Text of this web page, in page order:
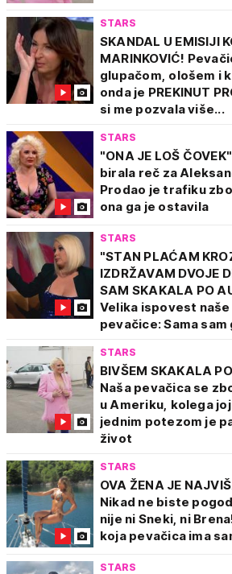
STARS
SKANDAL U EMISIJI
MARINKOVIĆ!
glupačom, ološem i
onda je PREKINUT
si me pozvala više...
STARS
"ONA JE LOŠ
birala reč za
Prodao je trafiku
ona ga je ostavila
STARS
"STAN PLAĆAM
IZDRŽAVAM DVOJE
SAM SKAKALA PO
Velika ispovest
pevačice: Sama sam
STARS
BIVŠEM SKAKALA
Naša pevačica se
u Ameriku, kolega
jednim potezom je
život
STARS
OVA ŽENA JE
Nikad ne biste
nije ni Sneki, ni
koja pevačica ima
STARS